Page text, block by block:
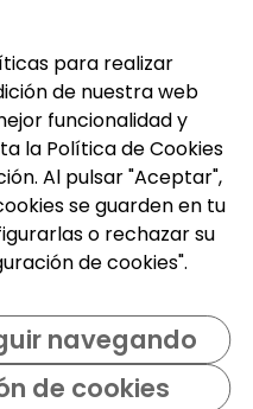
(alcalá de
para realizar
de nuestra web
funcionalidad y
la Política de Cookies
Al pulsar "Aceptar",
se guarden en tu
o rechazar su
de cookies".
navegando
de cookies